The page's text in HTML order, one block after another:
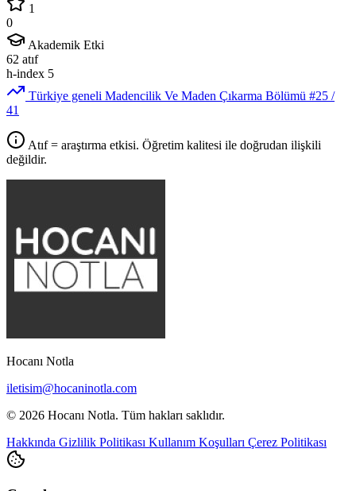
1
0
Akademik Etki
62 atıf
h-index 5
Türkiye geneli Madencilik Ve Maden Çıkarma Bölümü #25 /
41
Atıf = araştırma etkisi. Öğretim kalitesi ile doğrudan ilişkili
değildir.
Hocanı Notla
iletisim@hocaninotla.com
© 2026 Hocanı Notla. Tüm hakları saklıdır.
Hakkında Gizlilik Politikası Kullanım Koşulları Çerez Politikası